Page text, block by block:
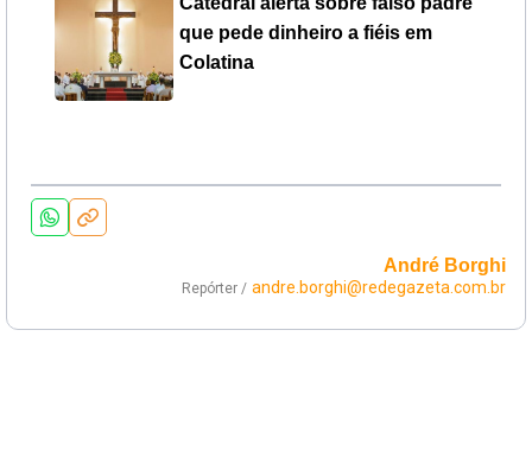
que pede dinheiro a fiéis em
Colatina
André Borghi
Repórter / andre.borghi@redegazeta.com.br